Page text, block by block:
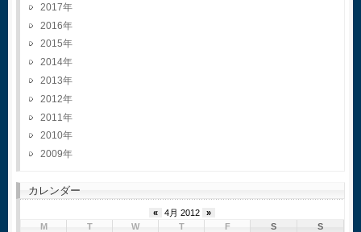
2017
2016
2015
2014
2013
2012
2011
2010
2009
カレンダー
« 4月 2012
»
M
T W T F S
S